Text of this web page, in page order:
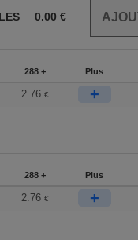
0.00 €
288 + Plus
2.76 € +
288 + Plus
2.76 € +